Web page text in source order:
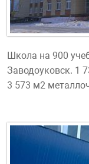
Школа на 900
Заводоуковск. 1
3 573 м2